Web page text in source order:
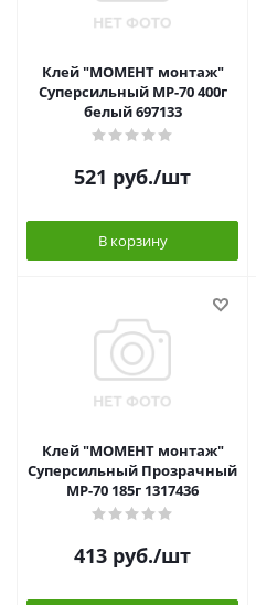
Клей "МОМЕНТ монтаж"
Суперсильный МР-70 400г
белый 697133
521 руб./шт
В корзину
Клей "МОМЕНТ монтаж"
Суперсильный Прозрачный
МР-70 185г 1317436
413 руб./шт